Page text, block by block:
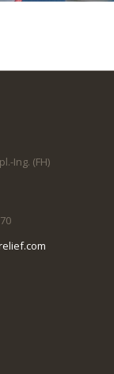
Ing. (FH)